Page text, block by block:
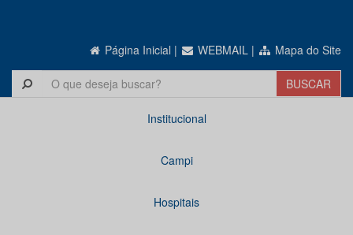
Página Inicial | WEBMAIL | Mapa do Site
Institucional
Campi
Hospitais